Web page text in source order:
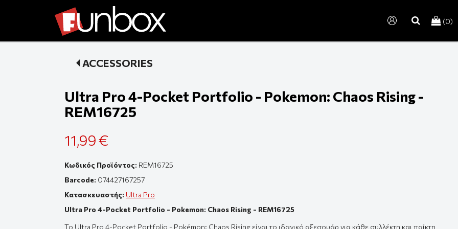
(0)
search
ACCESSORIES
Ultra Pro 4-Pocket Portfolio - Pokemon: Chaos Rising -
REM16725
11,99 €
Κωδικός Προϊόντος: REM16725
Barcode: 074427167257
Κατασκευαστής: Ultra Pro
Ultra Pro 4-Pocket Portfolio - Pokemon: Chaos Rising - REM16725
Το Ultra Pro 4-Pocket Portfolio - Pokémon: Chaos Rising είναι το ιδανικό αξεσουάρ για κάθε συλλέκτη και παίκτη